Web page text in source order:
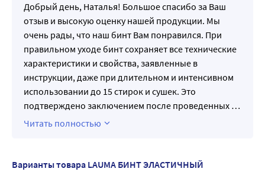
Добрый день, Наталья! Большое спасибо за Ваш
отзыв и высокую оценку нашей продукции. Мы
очень рады, что наш бинт Вам понравился. При
правильном уходе бинт сохраняет все технические
характеристики и свойства, заявленные в
инструкции, даже при длительном и интенсивном
использовании до 15 стирок и сушек. Это
подтверждено заключением после проведенных …
Читать полностью
Варианты товара LAUMA БИНТ ЭЛАСТИЧНЫЙ